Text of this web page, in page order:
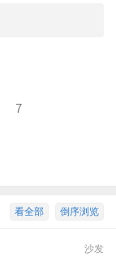
7
倒序浏览
看全部
沙发